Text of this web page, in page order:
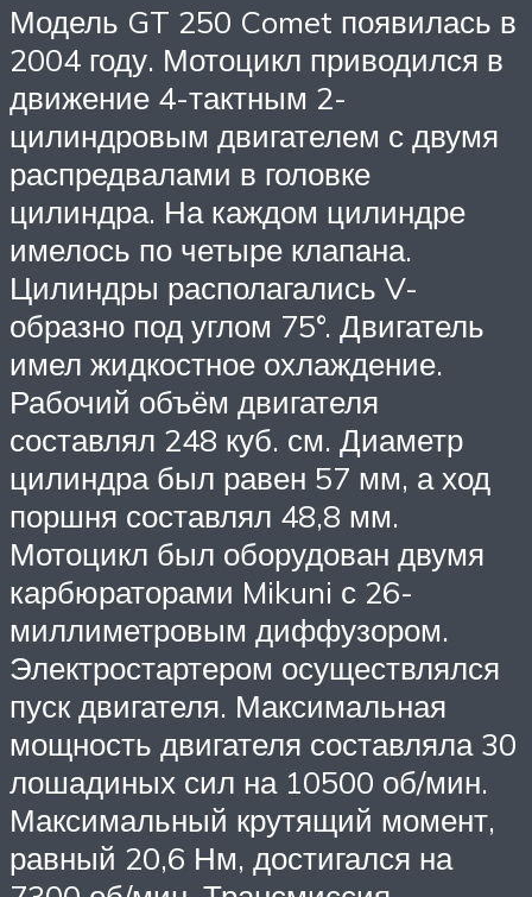
Модель GT 250 Comet появилась в
2004 году. Мотоцикл приводился в
движение 4-тактным 2-
цилиндровым двигателем с двумя
распредвалами в головке
цилиндра. На каждом цилиндре
имелось по четыре клапана.
Цилиндры располагались V-
образно под углом 75°. Двигатель
имел жидкостное охлаждение.
Рабочий объём двигателя
составлял 248 куб. см. Диаметр
цилиндра был равен 57 мм, а ход
поршня составлял 48,8 мм.
Мотоцикл был оборудован двумя
карбюраторами Mikuni с 26-
миллиметровым диффузором.
Электростартером осуществлялся
пуск двигателя. Максимальная
мощность двигателя составляла 30
лошадиных сил на 10500 об/мин.
Максимальный крутящий момент,
равный 20,6 Нм, достигался на